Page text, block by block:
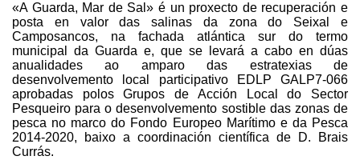
«A Guarda, Mar de Sal» é un proxecto de recuperación e
posta en valor das salinas da zona do Seixal e
Camposancos, na fachada atlántica sur do termo
municipal da Guarda e, que se levará a cabo en dúas
anualidades ao amparo das estratexias de
desenvolvemento local participativo EDLP GALP7-066
aprobadas polos Grupos de Acción Local do Sector
Pesqueiro para o desenvolvemento sostible das zonas de
pesca no marco do Fondo Europeo Marítimo e da Pesca
2014-2020, baixo a coordinación científica de D. Brais
Currás.